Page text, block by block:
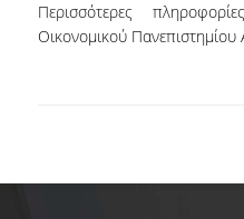
ΠΡΟΓΡΑΜΜΑ
Περισσότερες
Οικονομικού